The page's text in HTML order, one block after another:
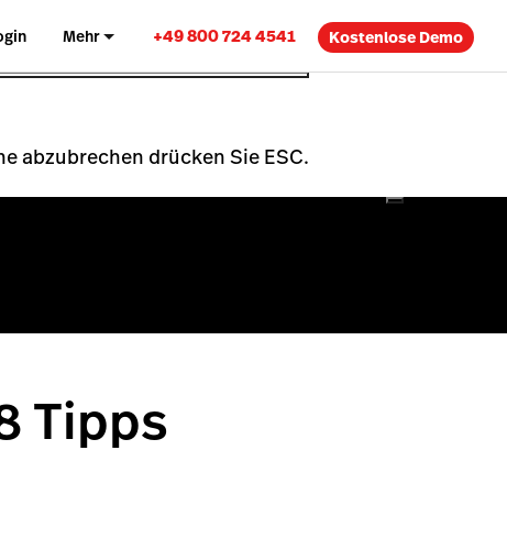
Mehr +49 800 724 4541 Kostenlose Demo
abzubrechen drücken Sie ESC.
Tipps